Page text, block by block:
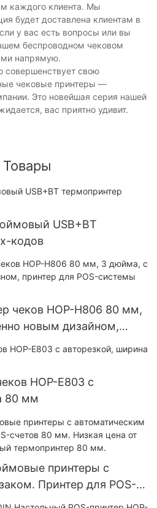
каждого клиента. Мы
будет доставлена ​​клиентам в
у вас есть вопросы или вы
беспроводном чековом
напрямую.
совершенствует свою
чековые принтеры —
Это новейшая серия нашей
вас приятно удивит.
USB+BT
кодов
чеков HOP-H806 80 мм,
новым дизайном,
80 мм.
HOP-E803 с
80 мм
принтеры с
Принтер для POS-
цена от производителя.